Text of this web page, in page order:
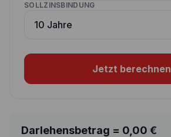
SOLLZINSBINDUNG
Jetzt berechnen
Darlehensbetrag = 0,00 €